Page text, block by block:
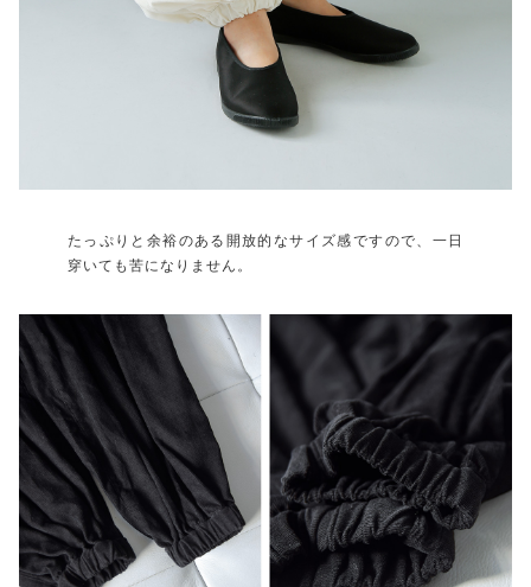
たっぷりと余裕のある開放的なサイズ感ですので、一日
穿いても苦になりません。